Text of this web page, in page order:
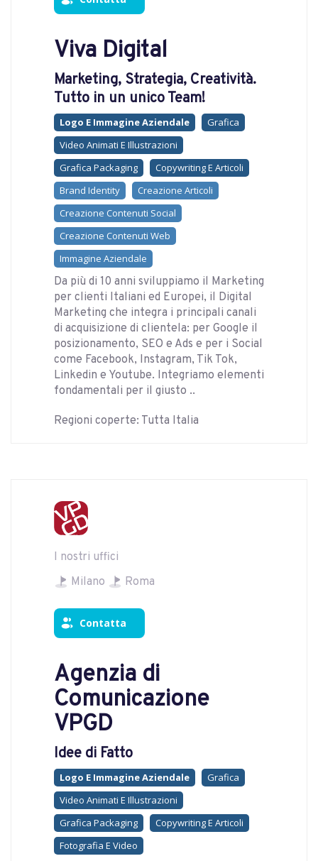
Viva Digital
Marketing, Strategia, Creatività.
Tutto in un unico Team!
Logo E Immagine Aziendale
Grafica
Video Animati E Illustrazioni
Grafica Packaging
Copywriting E Articoli
Brand Identity
Creazione Articoli
Creazione Contenuti Social
Creazione Contenuti Web
Immagine Aziendale
Da più di 10 anni sviluppiamo il Marketing
per clienti Italiani ed Europei, il Digital
Marketing che integra i principali canali
di acquisizione di clientela: per Google il
posizionamento, SEO e Ads e per i Social
come Facebook, Instagram, Tik Tok,
Linkedin e Youtube. Integriamo elementi
fondamentali per il giusto ..
Regioni coperte: Tutta Italia
I nostri uffici
Milano
Roma
Contatta
Agenzia di
Comunicazione
VPGD
Idee di Fatto
Logo E Immagine Aziendale
Grafica
Video Animati E Illustrazioni
Grafica Packaging
Copywriting E Articoli
Fotografia E Video